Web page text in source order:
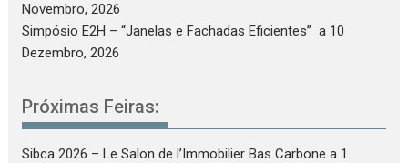
Novembro, 2026
Simpósio E2H – “Janelas e Fachadas Eficientes” a 10
Dezembro, 2026
Próximas Feiras:
Sibca 2026 – Le Salon de l’Immobilier Bas Carbone a 1